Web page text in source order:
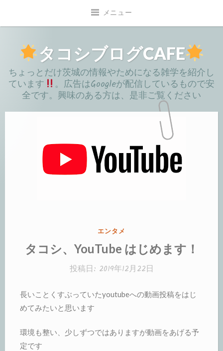
メニュー
タコシブログCAFE
ちょっとだけ茨城の情報やためになる雑学を紹介し
ています
。広告はGoogleが配信しているもので安
全です。興味のある方は、是非ご覧ください
カ
ゴ
リ
エンタメ
タコシ、YouTube はじめます！
投稿日: 2019年12月22日
長いことくすぶっていたyoutubeへの動画投稿をはじ
めてみたいと思います
環境も整い、少しずつではありますが動画をあげる予
定です